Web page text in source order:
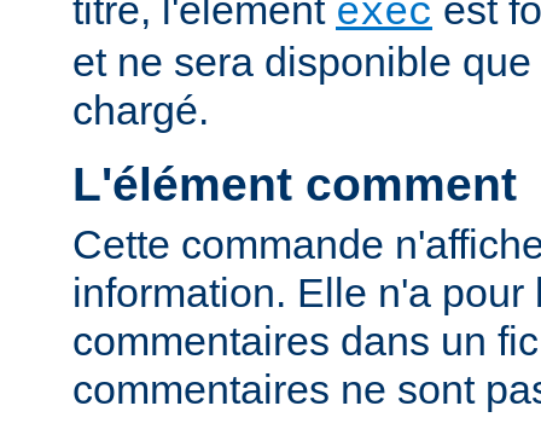
titre, l'élément exec est
et ne sera disponible
chargé.
L'élément comment
Cette commande
information. Elle n'a pour
commentaires dans un
commentaires ne sont